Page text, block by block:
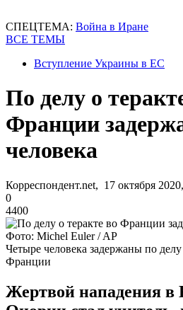
СПЕЦТЕМА: Война в Иране
ВСЕ ТЕМЫ
Вступление Украины в ЕС
По делу о
Франции
человека
Корреспондент.net, 17 октября
0
4400
Фото: Michel Euler / AP
Четыре человека задержаны по
Франции
Жертвой нападения в